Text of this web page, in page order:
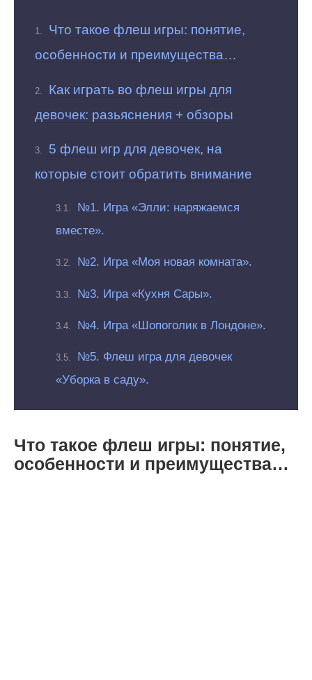
Что такое флеш игры: понятие,
особенности и преимущества…
Как играть во флеш игры для
девочек: разьяснения + обзоры
5 флеш игр для девочек, на
которые стоит обратить внимание
№1. Игра «Элли: наряжаемся
вместе».
№2. Игра «Моя новая комната».
№3. Игра «Кухня Сары».
№4. Игра «Шопоголик в Лондоне».
№5. Флеш игра для девочек
«Уборка в саду».
Что такое флеш игры: понятие,
особенности и преимущества…